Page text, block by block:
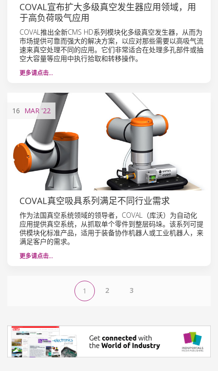
COVAL宣布扩大多级真空发生器应用领域，用
于高负荷吸气应用
COVAL推出全新CMS HD系列模块化多级真空发生器，从而为
市场提供可靠而强大的解决方案，以应对那些需要以高吸气流
速来真空处理不同的应用。它们非常适合在处理多孔部件或抽
空大容量等应用中执行拾取和转移操作。
更多请点击…
16 MAR'22
COVAL真空吸具系列满足不同行业需求
作为法国真空系统领域的领导者，COVAL（库沃）为自动化
应用提供真空系统，从抓取单个零件到整层码垛。该系列可提
供模块化标准产品，适用于装备协作机器人或工业机器人，来
满足客户的需求。
更多请点击…
1 2 3